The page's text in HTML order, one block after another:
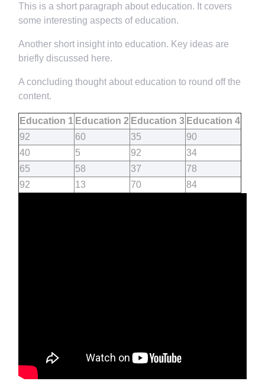
This is a short paragraph about education. It covers
some interesting aspects of education.
Another short insight into education. Key ideas are
briefly discussed here.
A concluding thought about education to round off the
content.
Education 1 Education 2 Education 3 Education 4
92
60 35
90
40
5 92
34
65
58 37
78
92
13 70 84